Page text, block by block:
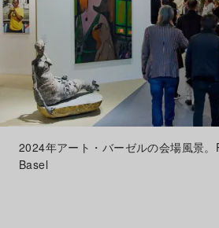
2024年アート・バーゼルの会場風景
Basel